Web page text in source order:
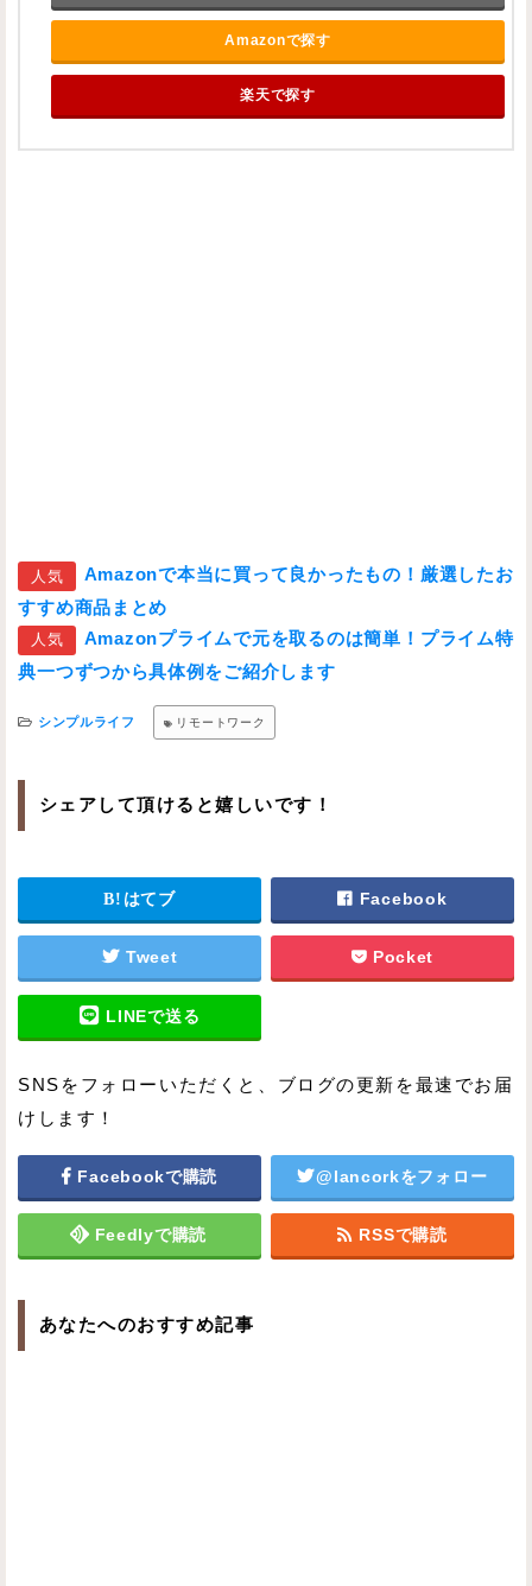
Amazonで探す
楽天で探す
人気
Amazonで本当に買って良かったもの！厳選したお
すすめ商品まとめ
人気
Amazonプライムで元を取るのは簡単！プライム特
典一つずつから具体例をご紹介します
シンプルライフ リモートワーク
シェアして頂けると嬉しいです！
はてブ Facebook
Tweet Pocket
LINEで送る
SNSをフォローいただくと、ブログの更新を最速でお届
けします！
Facebookで購読 @lancorkをフォロー
Feedlyで購読 RSSで購読
あなたへのおすすめ記事